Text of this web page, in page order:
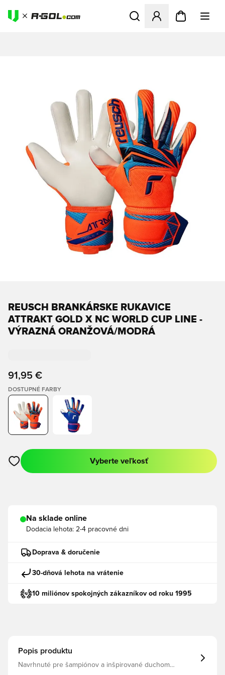
Otvorí modál na
REUSCH BRANKÁRSKE RUKAVICE
ATTRAKT GOLD X NC WORLD CUP LINE -
VÝRAZNÁ ORANŽOVÁ/MODRÁ
91,95 €
DOSTUPNÉ FARBY
Otvorí modál na prihlásenie alebo registráciu ako člen
Vyberte veľkosť
Na sklade online
Dodacia lehota: 2-4 pracovné dni
Doprava & doručenie
30-dňová lehota na vrátenie
10 miliónov spokojných zákazníkov od roku 1995
Popis produktu
Navrhnuté pre šampiónov a inšpirované duchom